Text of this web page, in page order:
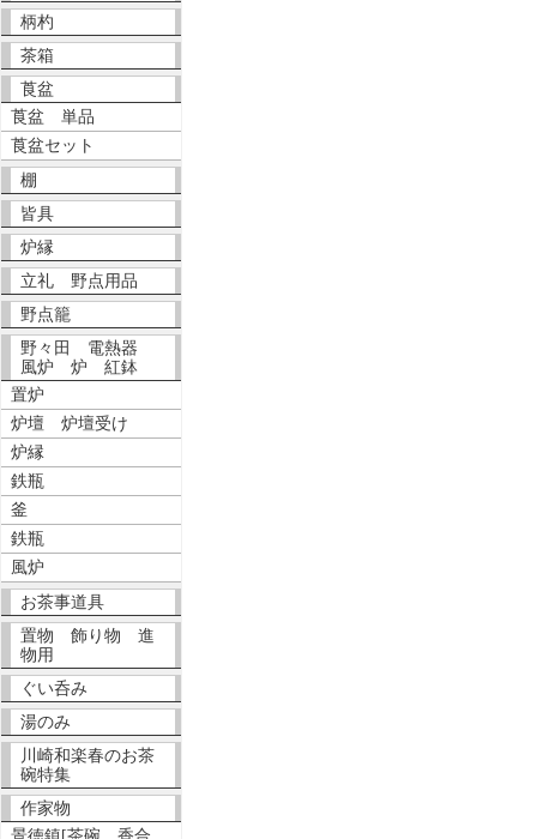
柄杓
茶箱
莨盆
莨盆 単品
莨盆セット
棚
皆具
炉縁
立礼 野点用品
野点籠
野々田 電熱器
風炉 炉 紅鉢
置炉
炉壇 炉壇受け
炉縁
鉄瓶
釜
鉄瓶
風炉
お茶事道具
置物 飾り物 進
物用
ぐい呑み
湯のみ
川崎和楽春のお茶
碗特集
作家物